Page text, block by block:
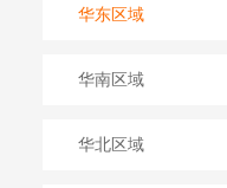
华东区域
华南区域
华北区域